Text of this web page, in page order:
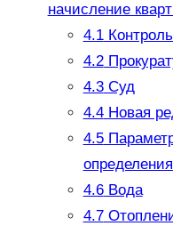
начисление
4.1
4.2
4.3Суд
4.4Новая
4.5
4.6Вода
4.7